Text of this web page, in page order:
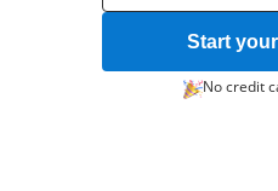
Start
No credit